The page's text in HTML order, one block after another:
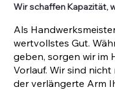
Wir schaffen Kapazität,
Als
wertvollstes Gut.
geben, sorgen wir im
Vorlauf. Wir sind
der verlängerte Arm